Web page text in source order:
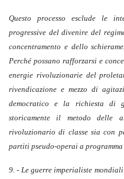
Questo processo esclude le
progressive del divenire del
concentramento e dello
Perché possano rafforzarsi e
energie rivoluzionarie del
rivendicazione e mezzo di
democratico e la richiesta di
storicamente il metodo delle
rivoluzionario di classe sia con
partiti pseudo-operai a
9. - Le guerre imperialiste